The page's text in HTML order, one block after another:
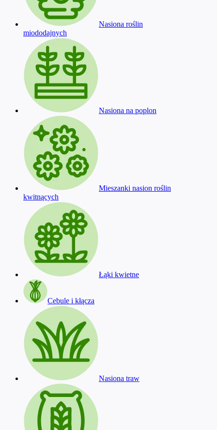
Nasiona roślin
miododajnych
Nasiona na poplon
Mieszanki nasion roślin
kwitnących
Łąki kwietne
Cebule i kłącza
Nasiona traw